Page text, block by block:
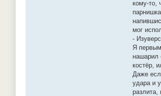
кому-то,
мог
-
Я
нашарил
костёр,
Даже
удара и
разлита,